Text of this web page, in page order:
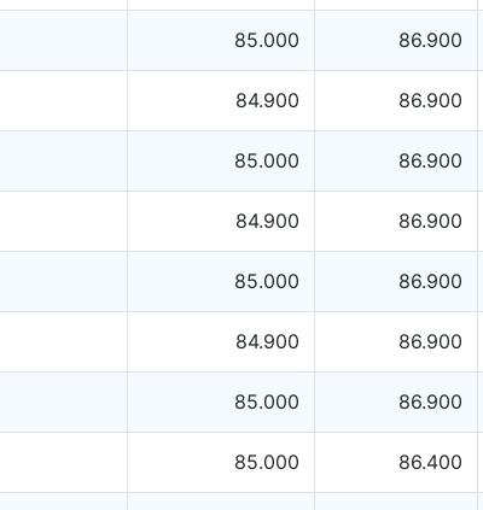
85.000 86.900
84.900 86.900
85.000 86.900
84.900 86.900
85.000 86.900
84.900 86.900
85.000 86.900
85.000 86.400